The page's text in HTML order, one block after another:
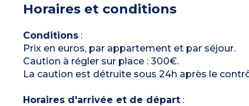
Salle de bains, WC séparé
Étage, rez-de-jardin ou duplex, terrasse ou
Horaires et conditions
Conditions:
Prix en euros, par appartement et par séjour.
Caution à régler sur place : 300€.
La caution est détruite sous 24h après le
Horaires d'arrivée et de départ: